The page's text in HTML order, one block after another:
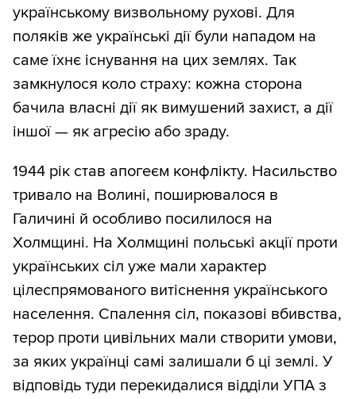
українському визвольному рухові. Для
поляків же українські дії були нападом на
саме їхнє існування на цих землях. Так
замкнулося коло страху: кожна сторона
бачила власні дії як вимушений захист, а дії
іншої — як агресію або зраду.
1944 рік став апогеєм конфлікту. Насильство
тривало на Волині, поширювалося в
Галичині й особливо посилилося на
Холмщині. На Холмщині польські акції проти
українських сіл уже мали характер
цілеспрямованого витіснення українського
населення. Спалення сіл, показові вбивства,
терор проти цивільних мали створити умови,
за яких українці самі залишали б ці землі. У
відповідь туди перекидалися відділи УПА з